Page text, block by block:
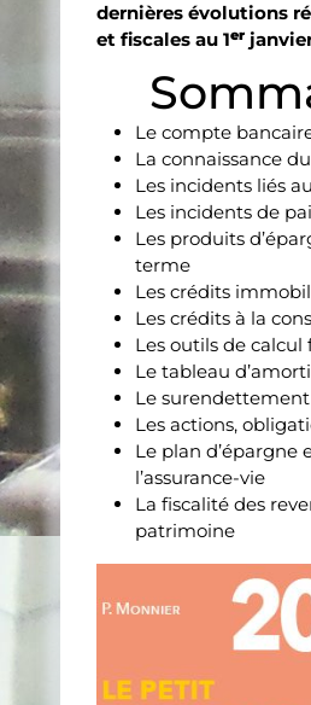
dernières évolutions
et fiscales au 1er
Le compte
La connaissance
Les incidents liés
Les incidents de
Les produits
terme
Les crédits
Les crédits à la
Les outils de calcul
Le tableau
Le surendettement
Les actions,
Le plan d’épargne
l’assurance-vie
La fiscalité des
patrimoine